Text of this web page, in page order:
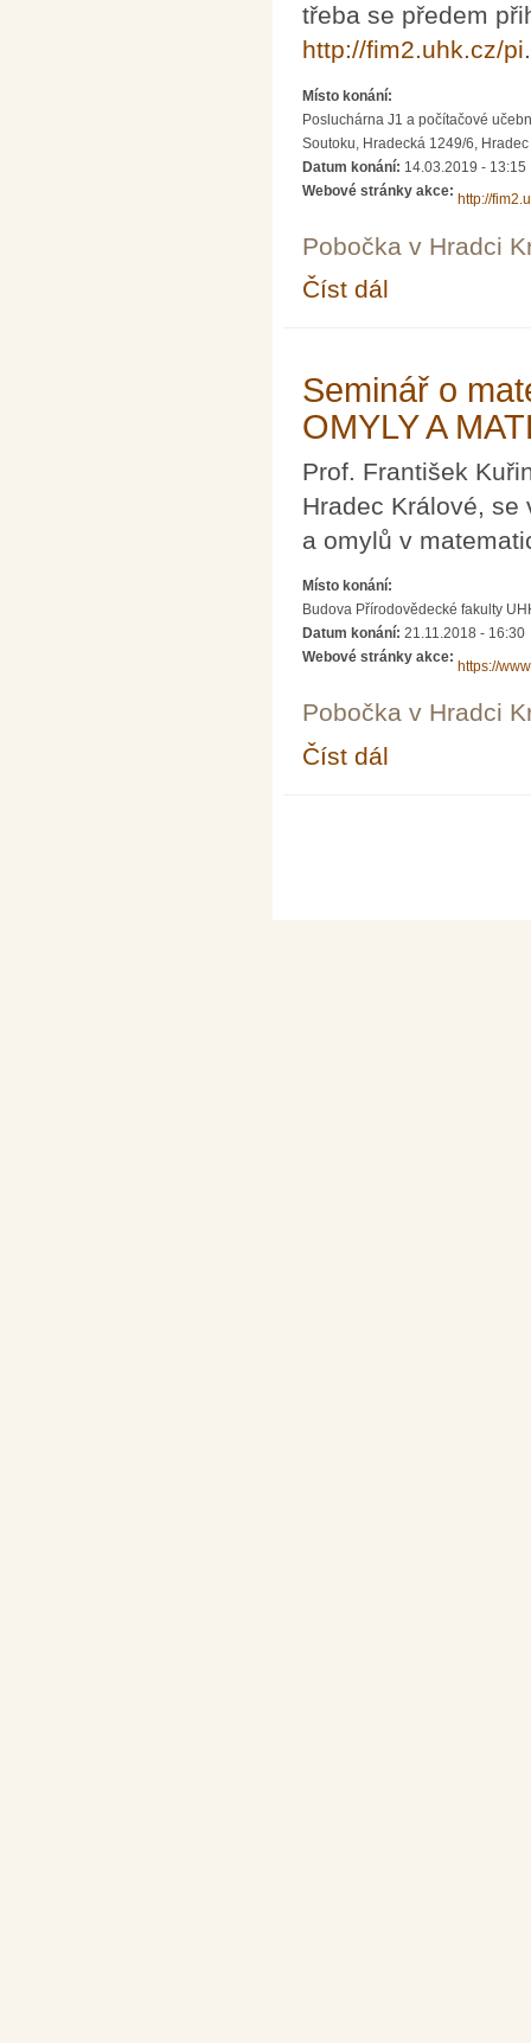
třeba se předem
http://fim2.uhk.cz/pi.
Místo konání:
Posluchárna J1 a počítačové
Soutoku, Hradecká 1249/6,
Datum konání: 14.03.2019 - 13:15
Webové stránky akce:
http://
Pobočka v Hradci
Číst dál
Seminář o
OMYLY A
Prof. František
Hradec Králové,
a omylů v
Místo konání:
Budova Přírodovědecké fakulty
Datum konání: 21.11.2018 - 16:30
Webové stránky akce:
https://
Pobočka v Hradci
Číst dál